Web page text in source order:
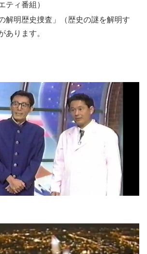
ティ番組）
解明歴史捜査」（歴史の謎を解明す
あります。